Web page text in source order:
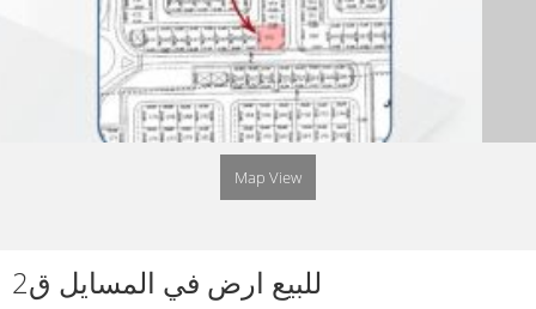
Map View
للبيع ارض في المسايل ق2